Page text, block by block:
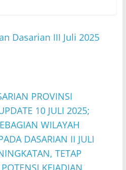
l
Dasarian III Juli 2025
PROVINSI
10 JULI 2025;
WILAYAH
DASARIAN II JULI
TETAP
KEJADIAN